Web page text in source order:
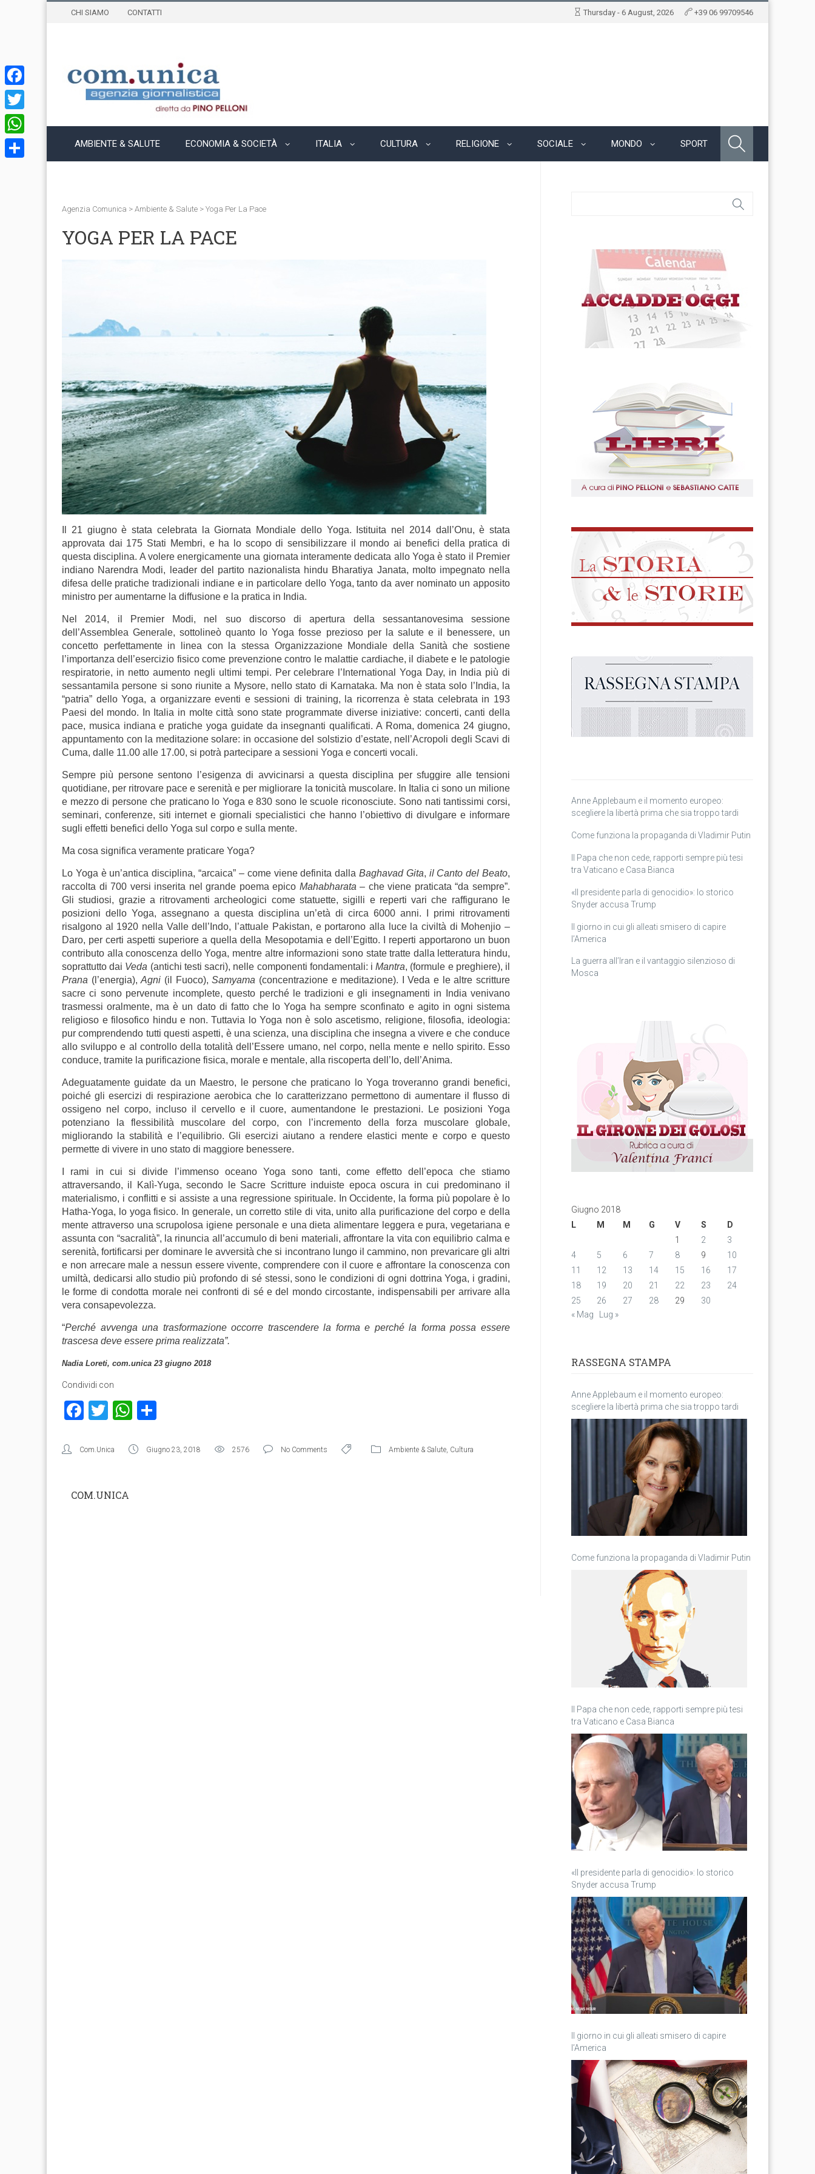
CHI SIAMO CONTATTI Thursday - 6 August, 2026 +39 06 99709546
AMBIENTE & SALUTE ECONOMIA & SOCIETÀ ITALIA CULTURA RELIGIONE SOCIALE MONDO SPORT
Agenzia Comunica > Ambiente & Salute > Yoga Per La Pace
YOGA PER LA PACE
Il 21 giugno è stata celebrata la Giornata Mondiale dello Yoga. Istituita nel 2014 dall’Onu, è stata
approvata dai 175 Stati Membri, e ha lo scopo di sensibilizzare il mondo ai benefici della pratica di
questa disciplina. A volere energicamente una giornata interamente dedicata allo Yoga è stato il Premier
indiano Narendra Modi, leader del partito nazionalista hindu Bharatiya Janata, molto impegnato nella
difesa delle pratiche tradizionali indiane e in particolare dello Yoga, tanto da aver nominato un apposito
ministro per aumentarne la diffusione e la pratica in India.
Nel 2014, il Premier Modi, nel suo discorso di apertura della sessantanovesima sessione
dell’Assemblea Generale, sottolineò quanto lo Yoga fosse prezioso per la salute e il benessere, un
concetto perfettamente in linea con la stessa Organizzazione Mondiale della Sanità che sostiene
l’importanza dell’esercizio fisico come prevenzione contro le malattie cardiache, il diabete e le patologie
respiratorie, in netto aumento negli ultimi tempi. Per celebrare l’International Yoga Day, in India più di
sessantamila persone si sono riunite a Mysore, nello stato di Karnataka. Ma non è stata solo l’India, la
“patria” dello Yoga, a organizzare eventi e sessioni di training, la ricorrenza è stata celebrata in 193
Paesi del mondo. In Italia in molte città sono state programmate diverse iniziative: concerti, canti della
pace, musica indiana e pratiche yoga guidate da insegnanti qualificati. A Roma, domenica 24 giugno,
appuntamento con la meditazione solare: in occasione del solstizio d’estate, nell’Acropoli degli Scavi di
Cuma, dalle 11.00 alle 17.00, si potrà partecipare a sessioni Yoga e concerti vocali.
Sempre più persone sentono l’esigenza di avvicinarsi a questa disciplina per sfuggire alle tensioni
quotidiane, per ritrovare pace e serenità e per migliorare la tonicità muscolare. In Italia ci sono un milione
e mezzo di persone che praticano lo Yoga e 830 sono le scuole riconosciute. Sono nati tantissimi corsi,
seminari, conferenze, siti internet e giornali specialistici che hanno l’obiettivo di divulgare e informare
sugli effetti benefici dello Yoga sul corpo e sulla mente.
Ma cosa significa veramente praticare Yoga?
Lo Yoga è un’antica disciplina, “arcaica” – come viene definita dalla Baghavad Gita, il Canto del Beato,
raccolta di 700 versi inserita nel grande poema epico Mahabharata – che viene praticata “da sempre”.
Gli studiosi, grazie a ritrovamenti archeologici come statuette, sigilli e reperti vari che raffigurano le
posizioni dello Yoga, assegnano a questa disciplina un’età di circa 6000 anni. I primi ritrovamenti
risalgono al 1920 nella Valle dell’Indo, l’attuale Pakistan, e portarono alla luce la civiltà di Mohenjio –
Daro, per certi aspetti superiore a quella della Mesopotamia e dell’Egitto. I reperti apportarono un buon
contributo alla conoscenza dello Yoga, mentre altre informazioni sono state tratte dalla letteratura hindu,
soprattutto dai Veda (antichi testi sacri), nelle componenti fondamentali: iMantra, (formule e preghiere), il
Prana (l’energia),Agni (il Fuoco),Samyama (concentrazione e meditazione). I Veda e le altre scritture
sacre ci sono pervenute incomplete, questo perché le tradizioni e gli insegnamenti in India venivano
trasmessi oralmente, ma è un dato di fatto che lo Yoga ha sempre sconfinato e agito in ogni sistema
religioso e filosofico hindu e non. Tuttavia lo Yoga non è solo ascetismo, religione, filosofia, ideologia:
pur comprendendo tutti questi aspetti, è una scienza, una disciplina che insegna a vivere e che conduce
allo sviluppo e al controllo della totalità dell’Essere umano, nel corpo, nella mente e nello spirito. Esso
conduce, tramite la purificazione fisica, morale e mentale, alla riscoperta dell’Io, dell’Anima.
Adeguatamente guidate da un Maestro, le persone che praticano lo Yoga troveranno grandi benefici,
poiché gli esercizi di respirazione aerobica che lo caratterizzano permettono di aumentare il flusso di
ossigeno nel corpo, incluso il cervello e il cuore, aumentandone le prestazioni. Le posizioni Yoga
potenziano la flessibilità muscolare del corpo, con l’incremento della forza muscolare globale,
migliorando la stabilità e l’equilibrio. Gli esercizi aiutano a rendere elastici mente e corpo e questo
permette di vivere in uno stato di maggiore benessere.
I rami in cui si divide l’immenso oceano Yoga sono tanti, come effetto dell’epoca che stiamo
attraversando, il Kalì-Yuga, secondo le Sacre Scritture induiste epoca oscura in cui predominano il
materialismo, i conflitti e si assiste a una regressione spirituale. In Occidente, la forma più popolare è lo
Hatha-Yoga, lo yoga fisico. In generale, un corretto stile di vita, unito alla purificazione del corpo e della
mente attraverso una scrupolosa igiene personale e una dieta alimentare leggera e pura, vegetariana e
assunta con “sacralità”, la rinuncia all’accumulo di beni materiali, affrontare la vita con equilibrio calma e
serenità, fortificarsi per dominare le avversità che si incontrano lungo il cammino, non prevaricare gli altri
e non arrecare male a nessun essere vivente, comprendere con il cuore e affrontare la conoscenza con
umiltà, dedicarsi allo studio più profondo di sé stessi, sono le condizioni di ogni dottrina Yoga, i gradini,
le forme di condotta morale nei confronti di sé e del mondo circostante, indispensabili per arrivare alla
vera consapevolezza.
“Perché avvenga una trasformazione occorre trascendere la formae perché la forma possa essere
trascesa deve essere prima realizzata”.
Nadia Loreti, com.unica 23 giugno 2018
Condividi con
Facebook
TwitterWhatsApp
Com.Unica Giugno 23, 2018 2576 No Comments Ambiente & Salute, Cultura
COM.UNICA
Anne Applebaum e il momento europeo:
scegliere la libertà prima che sia troppo tardi
Come funziona la propaganda di Vladimir Putin
Il Papa che non cede, rapporti sempre più tesi
tra Vaticano e Casa Bianca
«Il presidente parla di genocidio»: lo storico
Snyder accusa Trump
Il giorno in cui gli alleati smisero di capire
l’America
La guerra all’Iran e il vantaggio silenzioso di
Mosca
Giugno 2018
L
M M G V S
D
1
2
3
4
5 6 7 8 9
10
11
12 13 14 15 16
17
18
19 20 21 22 23
24
25
26 27 28 29
30
« Mag
Lug »
RASSEGNA STAMPA
Anne Applebaum e il momento europeo:
scegliere la libertà prima che sia troppo tardi
Come funziona la propaganda di Vladimir Putin
Il Papa che non cede, rapporti sempre più tesi
tra Vaticano e Casa Bianca
«Il presidente parla di genocidio»: lo storico
Snyder accusa Trump
Il giorno in cui gli alleati smisero di capire
l’America
Facebook
Twitter
WhatsApp